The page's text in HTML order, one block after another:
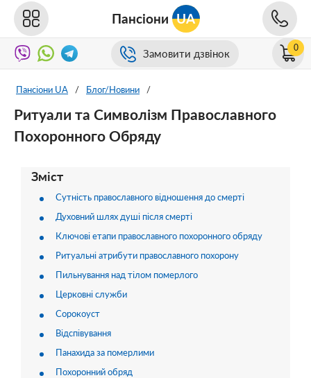
Пансіони UA
Замовити дзвінок 0
Пансіони UA / Блог/Новини /
Ритуали та Символізм Православного
Похоронного Обряду
Зміст
Сутність православного відношення до смерті
Духовний шлях душі після смерті
Ключові етапи православного похоронного обряду
Ритуальні атрибути православного похорону
Пильнування над тілом померлого
Церковні служби
Сорокоуст
Відспівування
Панахида за померлими
Похоронний обряд